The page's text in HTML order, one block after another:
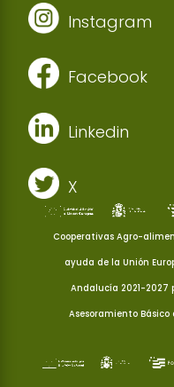
Instagram
Facebook
Linkedin
X
Cooperativas Agro-
ayuda de la Unión
Andalucía 2021-2027
Asesoramiento Básico